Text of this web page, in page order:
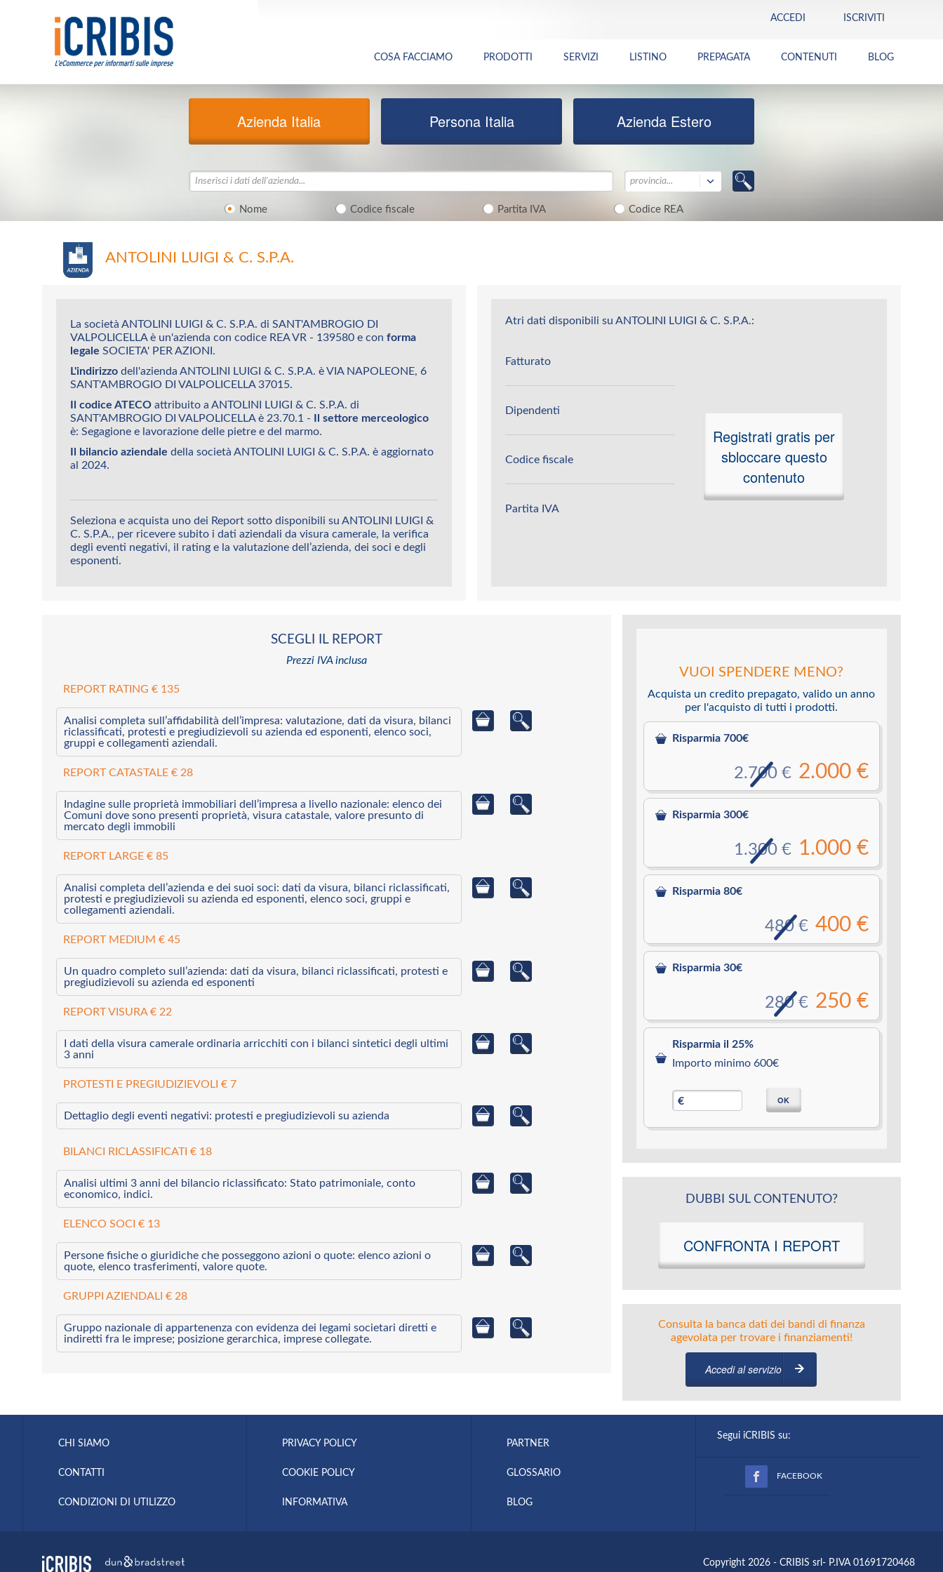
ACCEDI ISCRIVITI
COSA FACCIAMO PRODOTTI SERVIZI LISTINO PREPAGATA CONTENUTI BLOG
Azienda Italia Persona Italia Azienda Estero
Nome Codice fiscale Partita IVA Codice REA
provincia...
ANTOLINI LUIGI & C. S.P.A.
La società ANTOLINI LUIGI & C. S.P.A. di SANT'AMBROGIO DI
VALPOLICELLA è un'azienda con codice REA VR - 139580 e con forma
legale SOCIETA' PER AZIONI.
L'indirizzo dell'azienda ANTOLINI LUIGI & C. S.P.A. è VIA NAPOLEONE, 6
SANT'AMBROGIO DI VALPOLICELLA 37015.
Il codice ATECO attribuito a ANTOLINI LUIGI & C. S.P.A. di
SANT'AMBROGIO DI VALPOLICELLA è 23.70.1 -
Il settore merceologico
è: Segagione e lavorazione delle pietre e del marmo.
Il bilancio aziendale della società ANTOLINI LUIGI & C. S.P.A. è aggiornato
al 2024.
Seleziona e acquista uno dei Report sotto disponibili su ANTOLINI LUIGI &
C. S.P.A., per ricevere subito i dati aziendali da visura camerale, la verifica
degli eventi negativi, il rating e la valutazione dell’azienda, dei soci e degli
esponenti.
Atri dati disponibili su ANTOLINI LUIGI & C. S.P.A.:
Fatturato
Dipendenti
Codice fiscale
Partita IVA
Registrati gratis per
sbloccare questo
contenuto
SCEGLI IL REPORT
Prezzi IVA inclusa
REPORT RATING € 135
Analisi completa sull’affidabilità dell’impresa: valutazione, dati da visura, bilanci
riclassificati, protesti e pregiudizievoli su azienda ed esponenti, elenco soci,
gruppi e collegamenti aziendali.
REPORT CATASTALE € 28
Indagine sulle proprietà immobiliari dell’impresa a livello nazionale: elenco dei
Comuni dove sono presenti proprietà, visura catastale, valore presunto di
mercato degli immobili
REPORT LARGE € 85
Analisi completa dell’azienda e dei suoi soci: dati da visura, bilanci riclassificati,
protesti e pregiudizievoli su azienda ed esponenti, elenco soci, gruppi e
collegamenti aziendali.
REPORT MEDIUM € 45
Un quadro completo sull’azienda: dati da visura, bilanci riclassificati, protesti e
pregiudizievoli su azienda ed esponenti
REPORT VISURA € 22
I dati della visura camerale ordinaria arricchiti con i bilanci sintetici degli ultimi
3 anni
PROTESTI E PREGIUDIZIEVOLI € 7
Dettaglio degli eventi negativi: protesti e pregiudizievoli su azienda
BILANCI RICLASSIFICATI € 18
Analisi ultimi 3 anni del bilancio riclassificato: Stato patrimoniale, conto
economico, indici.
ELENCO SOCI € 13
Persone fisiche o giuridiche che posseggono azioni o quote: elenco azioni o
quote, elenco trasferimenti, valore quote.
GRUPPI AZIENDALI € 28
Gruppo nazionale di appartenenza con evidenza dei legami societari diretti e
indiretti fra le imprese; posizione gerarchica, imprese collegate.
VUOI SPENDERE MENO?
Acquista un credito prepagato, valido un anno
per l'acquisto di tutti i prodotti.
Risparmia 700€
2.000 €
2.700 €
Risparmia 300€
1.000 €
1.300 €
Risparmia 80€
400 €
480 €
Risparmia 30€
250 €
280 €
Risparmia il 25%
Importo minimo 600€
€ OK
DUBBI SUL CONTENUTO?
CONFRONTA I REPORT
Consulta la banca dati dei bandi di finanza
agevolata per trovare i finanziamenti!
Accedi al servizio
CHI SIAMO
CONTATTI
CONDIZIONI DI UTILIZZO
PRIVACY POLICY
COOKIE POLICY
INFORMATIVA
PARTNER
GLOSSARIO
BLOG
Segui iCRIBIS su:
FACEBOOK
Copyright 2026 - CRIBIS srl- P.IVA 01691720468